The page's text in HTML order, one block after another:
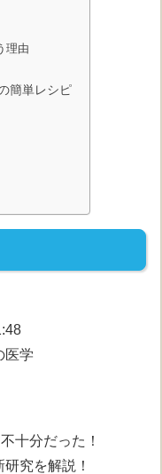
理由
簡単レシピ
医学
十分だった！
究を解説！